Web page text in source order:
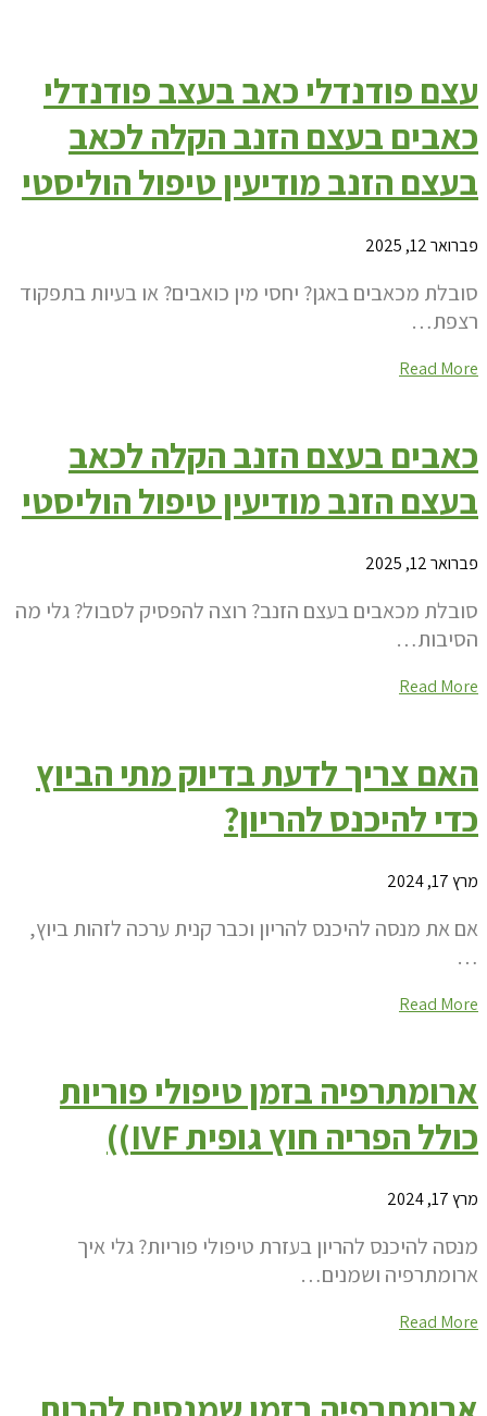
עצם פודנדלי כאב בעצב פודנדלי
כאבים בעצם הזנב הקלה לכאב
בעצם הזנב מודיעין טיפול הוליסטי
פברואר 12, 2025
סובלת מכאבים באגן? יחסי מין כואבים? או בעיות בתפקוד
רצפת…
Read More
כאבים בעצם הזנב הקלה לכאב
בעצם הזנב מודיעין טיפול הוליסטי
פברואר 12, 2025
סובלת מכאבים בעצם הזנב? רוצה להפסיק לסבול? גלי מה
הסיבות…
Read More
האם צריך לדעת בדיוק מתי הביוץ
כדי להיכנס להריון?
מרץ 17, 2024
אם את מנסה להיכנס להריון וכבר קנית ערכה לזהות ביוץ,
…
Read More
ארומתרפיה בזמן טיפולי פוריות
כולל הפריה חוץ גופית IVF))
מרץ 17, 2024
מנסה להיכנס להריון בעזרת טיפולי פוריות? גלי איך
ארומתרפיה ושמנים…
Read More